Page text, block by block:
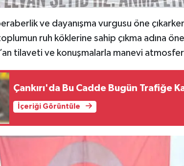
ve dayanışma vurgusu öne
ruh köklerine sahip çıkma adına
tilaveti ve konuşmalarla manevi
Çankırı'da Bu Cadde Bugün Trafiğe
İçeriği Görüntüle